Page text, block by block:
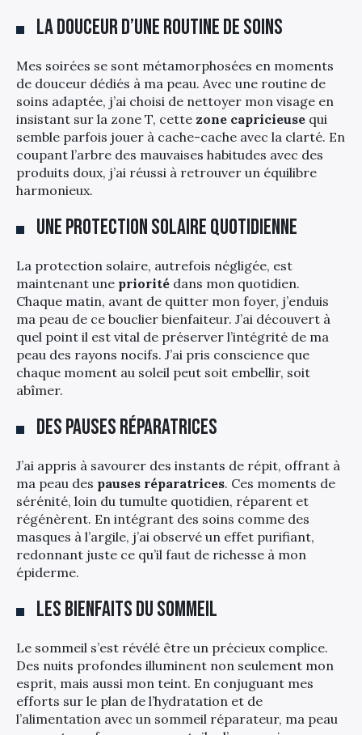
La douceur d’une routine de soins
Mes soirées se sont métamorphosées en moments
de douceur dédiés à ma peau. Avec une routine de
soins adaptée, j’ai choisi de nettoyer mon visage en
insistant sur la zone T, cette zone capricieuse qui
semble parfois jouer à cache-cache avec la clarté. En
coupant l’arbre des mauvaises habitudes avec des
produits doux, j’ai réussi à retrouver un équilibre
harmonieux.
Une protection solaire quotidienne
La protection solaire, autrefois négligée, est
maintenant une priorité dans mon quotidien.
Chaque matin, avant de quitter mon foyer, j’enduis
ma peau de ce bouclier bienfaiteur. J’ai découvert à
quel point il est vital de préserver l’intégrité de ma
peau des rayons nocifs. J’ai pris conscience que
chaque moment au soleil peut soit embellir, soit
abîmer.
Des pauses réparatrices
J’ai appris à savourer des instants de répit, offrant à
ma peau des pauses réparatrices. Ces moments de
sérénité, loin du tumulte quotidien, réparent et
régénèrent. En intégrant des soins comme des
masques à l’argile, j’ai observé un effet purifiant,
redonnant juste ce qu’il faut de richesse à mon
épiderme.
Les bienfaits du sommeil
Le sommeil s’est révélé être un précieux complice.
Des nuits profondes illuminent non seulement mon
esprit, mais aussi mon teint. En conjuguant mes
efforts sur le plan de l’hydratation et de
l’alimentation avec un sommeil réparateur, ma peau